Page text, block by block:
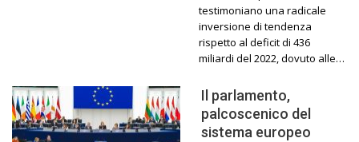
testimoniano una radicale
inversione di tendenza
rispetto al deficit di 436
miliardi del 2022, dovuto alle…
Il parlamento,
palcoscenico del
sistema europeo